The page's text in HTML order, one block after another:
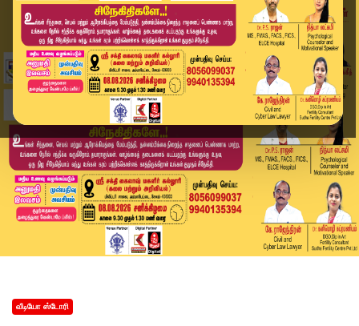
வீடியோ ஸ்டோரி